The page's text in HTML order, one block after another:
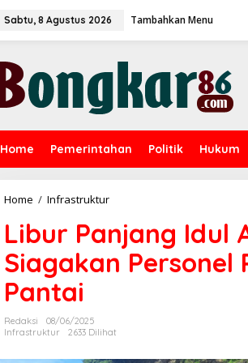
Sabtu, 8 Agustus 2026 Tambahkan Menu
Home Pemerintahan Politik Hukum
Home / Infrastruktur
b
u
r
P
a
g
Libur Panjang Idul
Siagakan Personel
Pantai
Redaksi
08/06/2025
Infrastruktur
2633 Dilihat